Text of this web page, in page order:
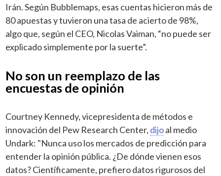
Irán. Según Bubblemaps, esas cuentas hicieron más de
80 apuestas y tuvieron una tasa de acierto de 98%,
algo que, según el CEO, Nicolas Vaiman, “no puede ser
explicado simplemente por la suerte”.
No son un reemplazo de las
encuestas de opinión
Courtney Kennedy, vicepresidenta de métodos e
innovación del Pew Research Center, dijoal medio
Undark: "Nunca uso los mercados de predicción para
entender la opinión pública. ¿De dónde vienen esos
datos? Científicamente, prefiero datos rigurosos del